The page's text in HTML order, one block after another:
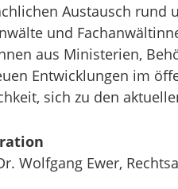
Austausch rund
und
aus Ministerien,
Entwicklungen im
sich zu den
Wolfgang Ewer,